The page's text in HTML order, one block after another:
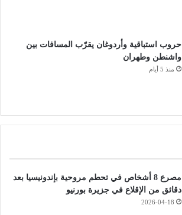
حروب استباقية وأردوغان يقرّب المسافات بين
واشنطن وطهران
منذ 5 أيام
مصرع 8 أشخاص في تحطم مروحية بإندونيسيا بعد
دقائق من الإقلاع في جزيرة بورنيو
2026-04-18